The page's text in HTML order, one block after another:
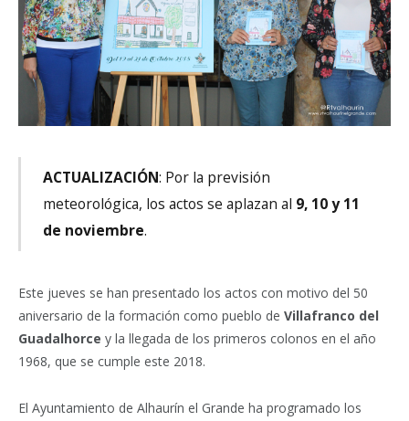
ACTUALIZACIÓN: Por la previsión
meteorológica, los actos se aplazan al 9, 10 y 11
de noviembre.
Este jueves se han presentado los actos con motivo del 50
aniversario de la formación como pueblo de Villafranco del
Guadalhorce y la llegada de los primeros colonos en el año
1968, que se cumple este 2018.
El Ayuntamiento de Alhaurín el Grande ha programado los